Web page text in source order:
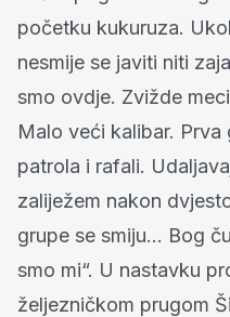
početku kukuruza.
nesmije se javiti niti
smo ovdje. Zvižde
Malo veći kalibar.
patrola i rafali.
zaliježem nakon
grupe se smiju... Bog
smo mi“. U nastavku
željezničkom prugom